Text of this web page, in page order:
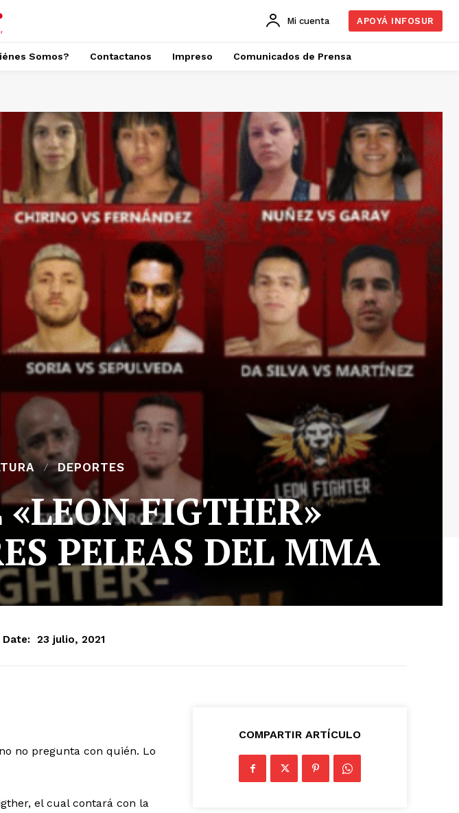
Mi cuenta APOYÁ INFOSUR
Somos? Contactanos Impreso Comunicados de Prensa
DEPORTES
FIGTHER»
PELEAS DEL MMA
Date: 23 julio, 2021
no pregunta con quién. Lo
el cual contará con la
COMPARTIR ARTÍCULO